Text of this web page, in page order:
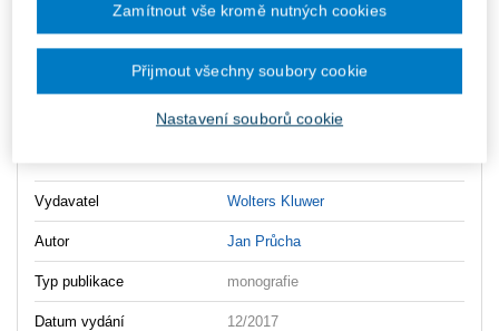
Ceny jsou včetně DPH
Vydavatel Wolters Kluwer
Autor Jan Průcha
Typ publikace monografie
Datum vydání 12/2017
Nastavení souborů cookie
Zamítnout vše kromě nutných cookies
Přijmout všechny soubory cookie